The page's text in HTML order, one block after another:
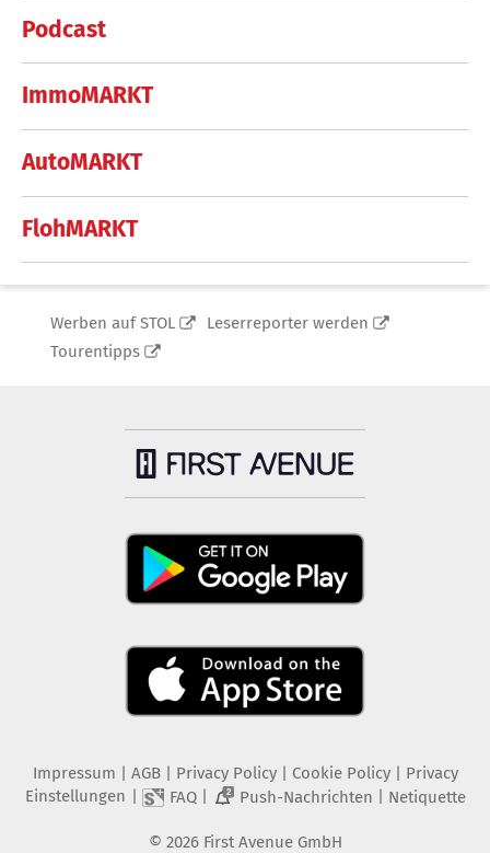
Podcast
ImmoMARKT
AutoMARKT
FlohMARKT
Werben auf STOL
Leserreporter werden
Tourentipps
Impressum AGB Privacy Policy| Cookie Policy| Privacy
Einstellungen
FAQ| 2 Push-Nachrichten Netiquette
© 2026 First Avenue GmbH